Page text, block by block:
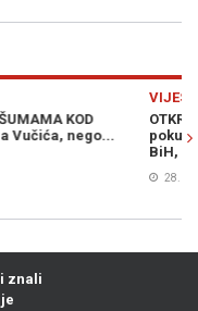
VANDALA IZ
incident za dizanje
je Poljak Krakowiak
znali